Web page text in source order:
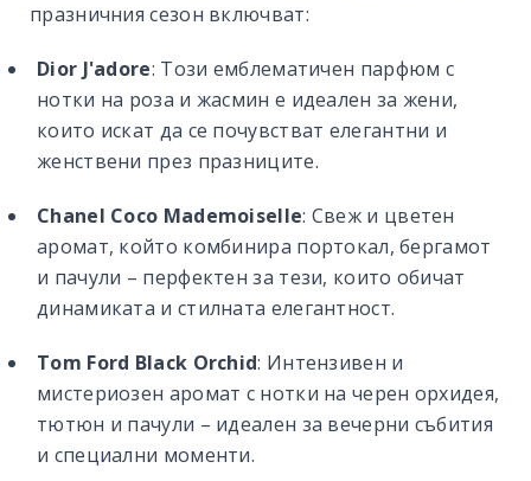
празничния сезон включват:
Dior J'adore: Този емблематичен парфюм с
нотки на роза и жасмин е идеален за жени,
които искат да се почувстват елегантни и
женствени през празниците.
Chanel Coco Mademoiselle: Свеж и цветен
аромат, който комбинира портокал, бергамот
и пачули – перфектен за тези, които обичат
динамиката и стилната елегантност.
Tom Ford Black Orchid: Интензивен и
мистериозен аромат с нотки на черен орхидея,
тютюн и пачули – идеален за вечерни събития
и специални моменти.